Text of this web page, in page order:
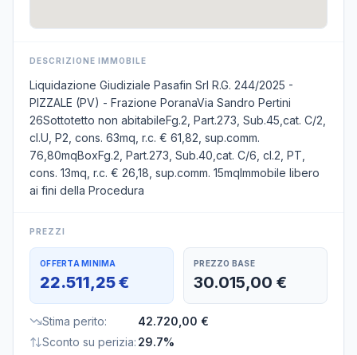
DESCRIZIONE IMMOBILE
Liquidazione Giudiziale Pasafin Srl R.G. 244/2025 -
PIZZALE (PV) - Frazione PoranaVia Sandro Pertini
26Sottotetto non abitabileFg.2, Part.273, Sub.45,cat. C/2,
cl.U, P2, cons. 63mq, r.c. € 61,82, sup.comm.
76,80mqBoxFg.2, Part.273, Sub.40,cat. C/6, cl.2, PT,
cons. 13mq, r.c. € 26,18, sup.comm. 15mqImmobile libero
ai fini della Procedura
PREZZI
OFFERTA MINIMA
22.511,25 €
PREZZO BASE
30.015,00 €
Stima perito:
42.720,00 €
Sconto su perizia: 29.7%